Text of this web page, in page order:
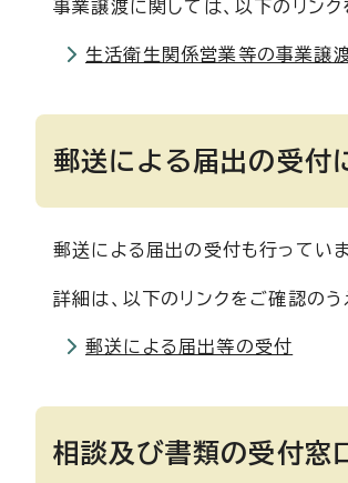
事業譲渡に関しては、以下のリンク
生活衛生関係営業等の事業譲
郵送による届出の受付
郵送による届出の受付も行っていま
詳細は、以下のリンクをご確認の
郵送による届出等の受付
相談及び書類の受付窓